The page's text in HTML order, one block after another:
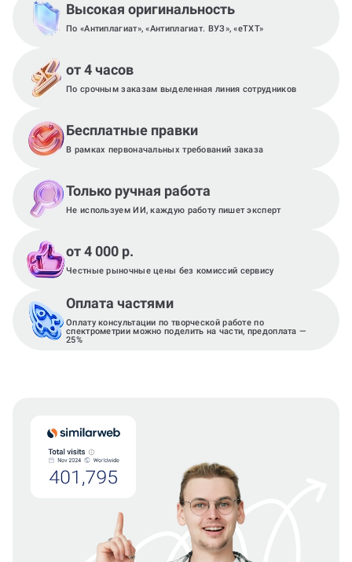
Высокая оригинальность
По «Антиплагиат», «Антиплагиат. ВУЗ», «eTXT»
от 4 часов
По срочным заказам выделенная линия сотрудников
Бесплатные правки
В рамках первоначальных требований заказа
Только ручная работа
Не используем ИИ, каждую работу пишет эксперт
от 4 000 р.
Честные рыночные цены без комиссий сервису
Оплата частями
Оплату консультации по творческой работе по
спектрометрии можно поделить на части, предоплата —
25%